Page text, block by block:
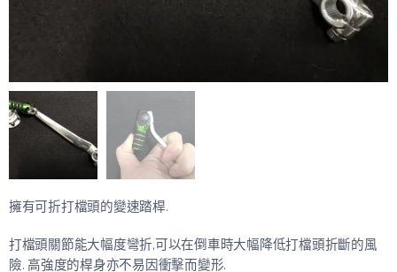
擁有可折打檔頭的變速踏桿.
打檔頭關節能大幅度彎折,可以在倒車時大幅降低打檔頭折斷的風
險. 高強度的桿身亦不易因衝擊而變形.